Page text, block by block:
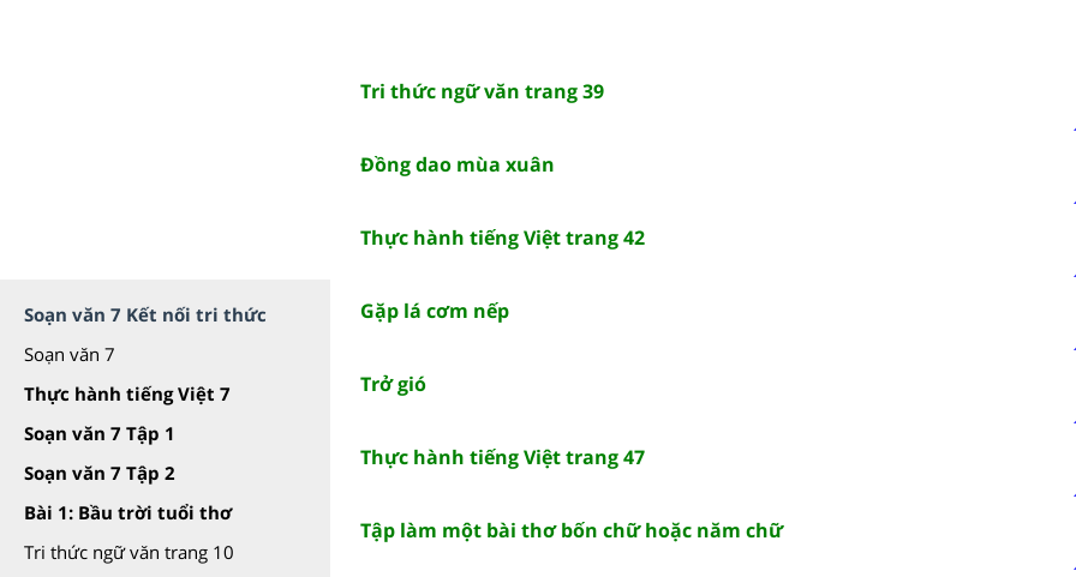
Soạn văn 7 Kết nối tri thức
Soạn văn 7
Thực hành tiếng Việt 7
Soạn văn 7 Tập 1
Soạn văn 7 Tập 2
Bài 1: Bầu trời tuổi thơ
Tri thức ngữ văn trang 10
Tri thức ngữ văn trang 39
Đồng dao mùa xuân
Thực hành tiếng Việt trang 42
Gặp lá cơm nếp
Trở gió
Thực hành tiếng Việt trang 47
Tập làm một bài thơ bốn chữ hoặc năm chữ